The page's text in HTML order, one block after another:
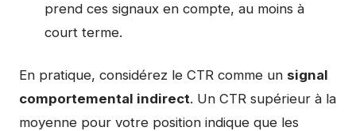
prend ces signaux en compte, au moins à
court terme.
En pratique, considérez le CTR comme un signal
comportemental indirect. Un CTR supérieur à la
moyenne pour votre position indique que les